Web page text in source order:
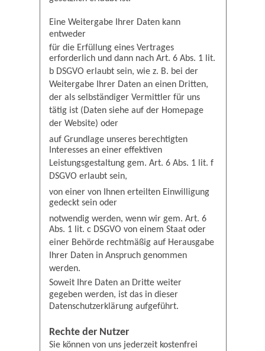
Eine Weitergabe Ihrer Daten kann
entweder
für die Erfüllung eines Vertrages
erforderlich und dann nach Art. 6 Abs. 1 lit.
b DSGVO erlaubt sein, wie z. B. bei der
Weitergabe Ihrer Daten an einen Dritten,
der als selbständiger Vermittler für uns
tätig ist (Daten siehe auf der Homepage
der Website) oder
auf Grundlage unseres berechtigten
Interesses an einer effektiven
Leistungsgestaltung gem. Art. 6 Abs. 1 lit. f
DSGVO erlaubt sein,
von einer von Ihnen erteilten Einwilligung
gedeckt sein oder
notwendig werden, wenn wir gem. Art. 6
Abs. 1 lit. c DSGVO von einem Staat oder
einer Behörde rechtmäßig auf Herausgabe
Ihrer Daten in Anspruch genommen
werden.
Soweit Ihre Daten an Dritte weiter
gegeben werden, ist das in dieser
Datenschutzerklärung aufgeführt.
Rechte der Nutzer
Sie können von uns jederzeit kostenfrei